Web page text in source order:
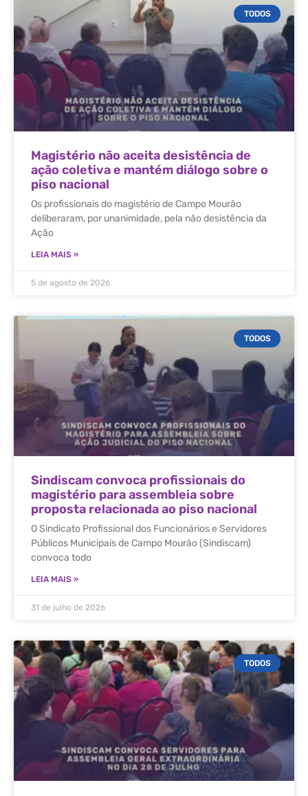
TODOS
Magistério não aceita desistência de
ação coletiva e mantém diálogo sobre o
piso nacional
Os profissionais do magistério de Campo Mourão
deliberaram, por unanimidade, pela não desistência da
Ação
LEIA MAIS »
5 de agosto de 2026
TODOS
Sindiscam convoca profissionais do
magistério para assembleia sobre
proposta relacionada ao piso nacional
O Sindicato Profissional dos Funcionários e Servidores
Públicos Municipais de Campo Mourão (Sindiscam)
convoca todo
LEIA MAIS »
31 de julho de 2026
TODOS